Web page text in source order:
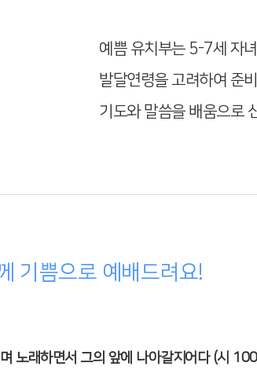
예쁨 유치부는 5-7세 자
발달연령을 고려하여 준
기도와 말씀을 배움으로
기쁨으로 예배드려요!
노래하면서 그의 앞에 나아갈지어다 (시